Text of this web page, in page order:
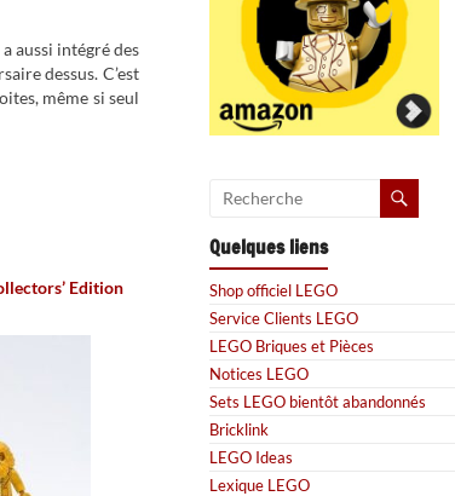
aussi intégré des
dessus. C’est
même si seul
Edition
Quelques liens
Shop officiel LEGO
Service Clients LEGO
LEGO Briques et Pièces
Notices LEGO
Sets LEGO bientôt abandonnés
Bricklink
LEGO Ideas
Lexique LEGO